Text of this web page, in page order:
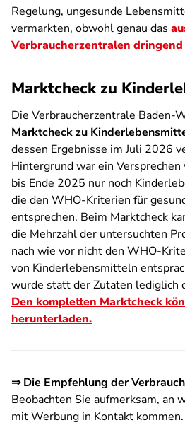
Regelung, ungesunde
vermarkten, obwohl genau das
Verbraucherzentralen
Marktcheck zu
Die Verbraucherzentrale Baden-
Marktcheck zu
dessen Ergebnisse im Juli 2026
Hintergrund war ein
bis Ende 2025 nur noch
die den WHO-Kriterien für
entsprechen. Beim Marktcheck
die Mehrzahl der untersuchten
nach wie vor nicht den WHO-
von Kinderlebensmitteln
wurde statt der Zutaten lediglich
Den kompletten Marktcheck
herunterladen.
⇒ Die Empfehlung der
Beobachten Sie aufmerksam, an
mit Werbung in Kontakt